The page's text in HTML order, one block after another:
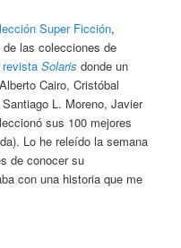
Super Ficción,
las colecciones de
revistaSolaris donde un
Cairo, Cristóbal
L. Moreno, Javier
sus 100 mejores
Lo he releído la semana
de conocer su
con una historia que me